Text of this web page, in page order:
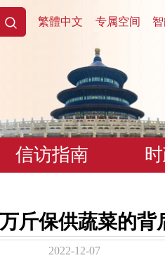
繁體中文 专属空间
信访指南
斤保供蔬菜的背
2022-12-07